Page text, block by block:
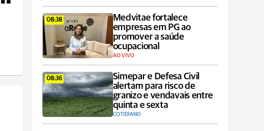
08:38
Medvitae fortalece
empresas em PG ao
promover a saúde
ocupacional
AO VIVO
08:36
Simepar e Defesa Civil
alertam para risco de
granizo e vendavais entre
quinta e sexta
COTIDIANO